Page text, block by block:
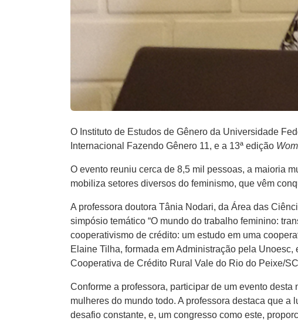
O Instituto de Estudos de Gênero da Universidade
Internacional Fazendo Gênero 11, e a 13ª edição
O evento reuniu cerca de 8,5 mil pessoas, a maioria
mobiliza setores diversos do feminismo, que vêm
A professora doutora Tânia Nodari, da Área das
simpósio temático “O mundo do trabalho feminino:
cooperativismo de crédito: um estudo em uma
Elaine Tilha, formada em Administração pela
Cooperativa de Crédito Rural Vale do Rio do Peixe/
Conforme a professora, participar de um evento
mulheres do mundo todo. A professora destaca que
desafio constante, e, um congresso como este,